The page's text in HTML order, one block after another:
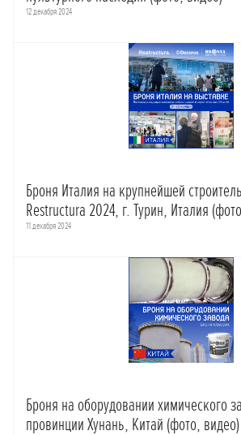
12 декабря 2024
Броня Италия на крупнейшей
Restructura 2024, г. Турин, Италия
11 декабря 2024
Броня на оборудовании химического
провинции Хунань, Китай (фото, видео)